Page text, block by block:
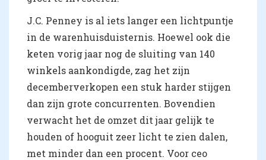
J.C. Penney is al iets langer een lichtpuntje
in de warenhuisduisternis. Hoewel ook die
keten vorig jaar nog de sluiting van 140
winkels aankondigde, zag het zijn
decemberverkopen een stuk harder stijgen
dan zijn grote concurrenten. Bovendien
verwacht het de omzet dit jaar gelijk te
houden of hooguit zeer licht te zien dalen,
met minder dan een procent. Voor ceo